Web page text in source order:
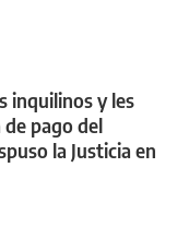
inquilinos y les
pago del
la Justicia en